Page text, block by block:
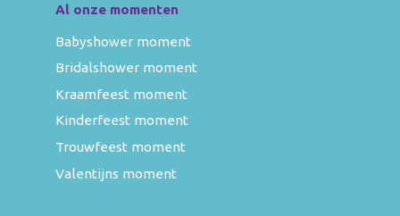
Al onze momenten
Babyshower moment
Bridalshower moment
Kraamfeest moment
Kinderfeest moment
Trouwfeest moment
Valentijns moment